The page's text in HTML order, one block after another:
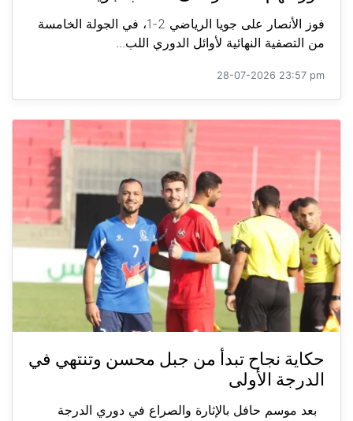
فوز الأنصار على جويا الرياضي 2-1، في الجولة الخامسة
من التصفية النهائية لأوائل الدوري اللب...
28-07-2026 23:57 pm
حكاية نجاح تبدأ من جبل محسن وتنتهي في
الدرجة الأولى
بعد موسم حافل بالإثارة والصراع في دوري الدرجة